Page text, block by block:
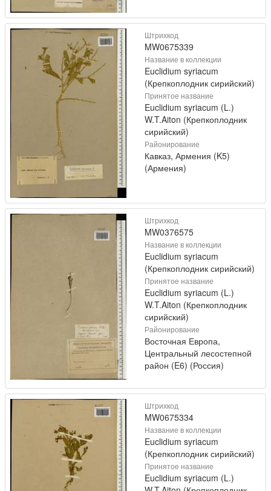
Штрихкод
MW0675339
Название в коллекции
Euclidium syriacum
(Крепкоплодник сирийский)
Принятое название
Euclidium syriacum (L.)
W.T.Aiton (Крепкоплодник
сирийский)
Районирование
Кавказ, Армения (K5)
(Армения)
Штрихкод
MW0376575
Название в коллекции
Euclidium syriacum
(Крепкоплодник сирийский)
Принятое название
Euclidium syriacum (L.)
W.T.Aiton (Крепкоплодник
сирийский)
Районирование
Восточная Европа,
Центральный лесостепной
район (E6) (Россия)
Штрихкод
MW0675334
Название в коллекции
Euclidium syriacum
(Крепкоплодник сирийский)
Принятое название
Euclidium syriacum (L.)